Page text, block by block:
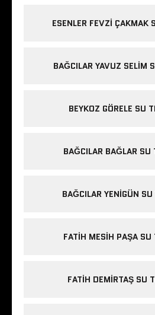
ESENLER FEVZI ÇAKMAK
BAĞCILAR YAVUZ SELIM
BEYKOZ GÖRELE SU
BAĞCILAR BAĞLAR SU
BAĞCILAR YENIGÜN
FATIH MESIH PAŞA SU
FATIH DEMIRTAŞ SU